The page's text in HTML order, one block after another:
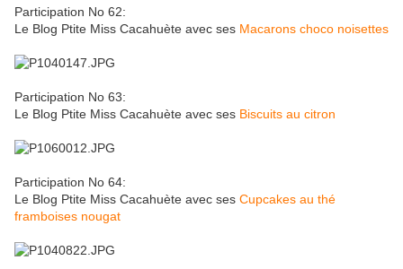
Participation No 62:
Le Blog Ptite Miss Cacahuète avec ses Macarons choco noisettes
Participation No 63:
Le Blog Ptite Miss Cacahuète avec ses Biscuits au citron
Participation No 64:
Le Blog Ptite Miss Cacahuète avec ses Cupcakes au thé
framboises nougat